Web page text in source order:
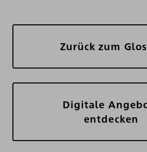
Zurück zum
Digitale
entdecken